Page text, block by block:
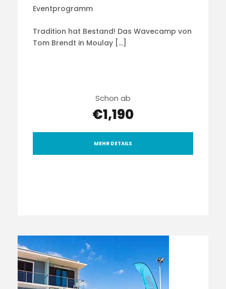
Eventprogramm
Tradition hat Bestand! Das Wavecamp von
Tom Brendt in Moulay […]
Schon ab
€1,190
MEHR DETAILS